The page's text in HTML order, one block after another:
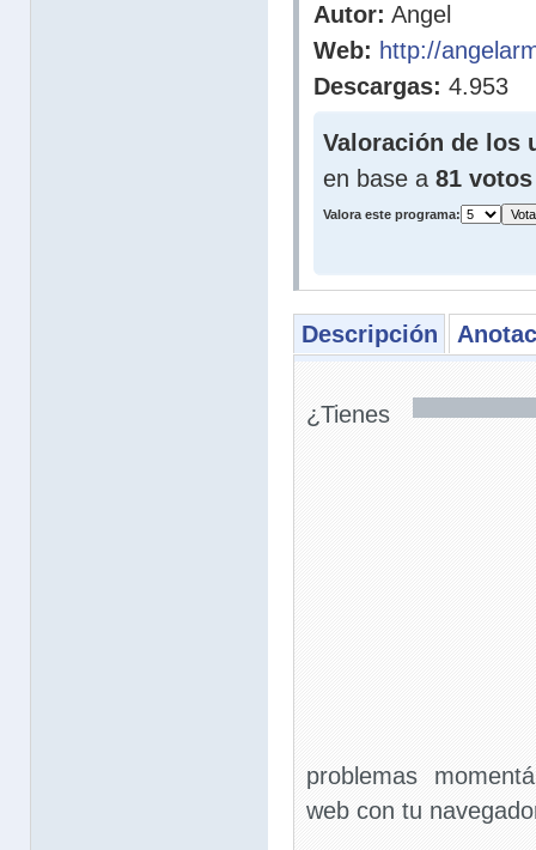
Autor: Angel
Web: http://
Descargas: 4.953
Valoración de los
en base a 81 votos
Valora este programa:
Descripción
¿Tienes
problemas
web con tu